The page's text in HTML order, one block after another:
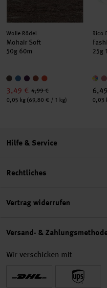
Hersteller:
Wolle Rödel
Mohair Soft
50g 60m
3,49 € 4,99 €
Inhalt:
0,05 kg (69,80 € / 1 kg)
Rico
25g
0,03
Hilfe & Service
Rechtliches
Vertrag widerrufen
Versand- &
Wir verschicken mit